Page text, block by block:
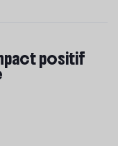
positif